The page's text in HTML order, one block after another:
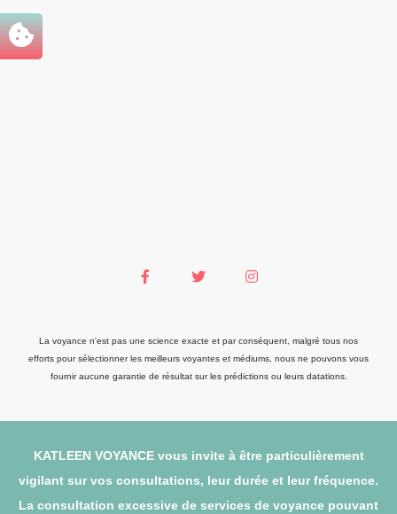
La voyance n'est pas une science exacte et par conséquent, malgré tous nos
efforts pour sélectionner les meilleurs voyantes et médiums, nous ne pouvons vous
fournir aucune garantie de résultat sur les prédictions ou leurs datations.
KATLEEN VOYANCE vous invite à être particulièrement
vigilant sur vos consultations, leur durée et leur fréquence.
La consultation excessive de services de voyance pouvant